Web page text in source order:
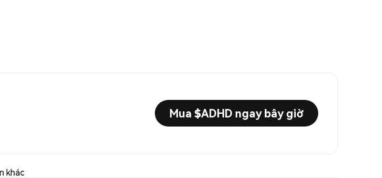
Mua $ADHD ngay bây giờ
khác